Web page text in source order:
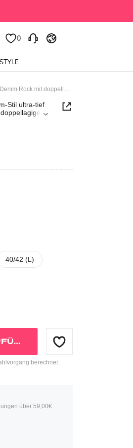
Grunge Punk Blauer Vintage Y2K Millennium-Stil ultra-tief taillierter extrem sexy Mini-Denim Rock mit doppellagigem Rüschensaum
Stil ultra-tief
40/42 (L)
berechnet
über 59,00€